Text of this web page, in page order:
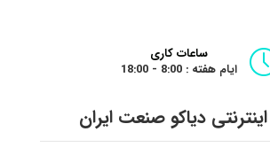
ساعات کاری
ایام هفته : 8:00 - 18:00
دیاکو صنعت ایران